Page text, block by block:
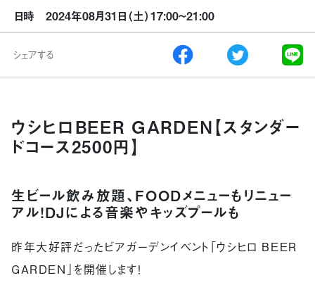
日時 2024年08月31日（土）17:00~21:00
シェアする
ウシヒロBEER GARDEN【スタンダー
ドコース2500円】
生ビール飲み放題、FOODメニューもリニュー
アル！DJによる音楽やキッズプールも
昨年大好評だったビアガーデンイベント「ウシヒロ BEER
GARDEN」を開催します！